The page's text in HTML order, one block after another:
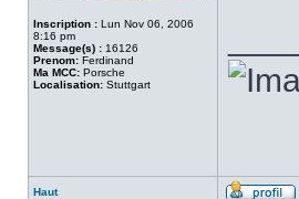
Inscription : Lun Nov 06, 2006
8:16 pm
Message(s) : 16126
Prenom: Ferdinand
Ma MCC: Porsche
Localisation: Stuttgart
Haut